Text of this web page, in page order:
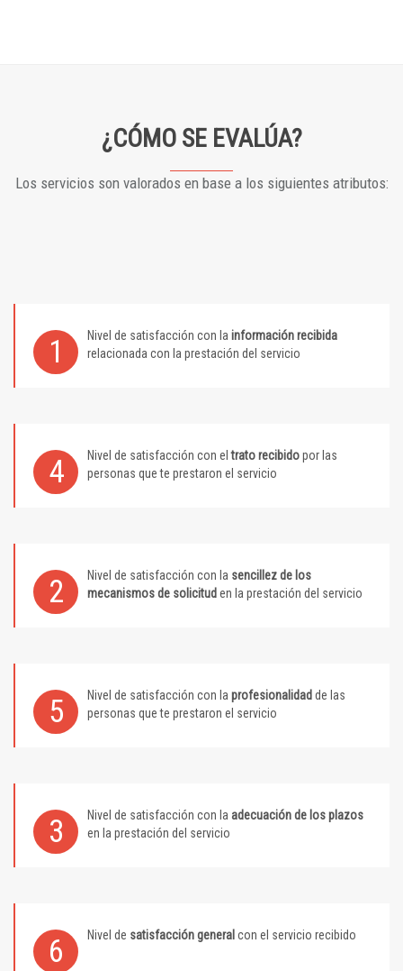
¿CÓMO SE EVALÚA?
Los servicios son valorados en base a los siguientes atributos:
1 Nivel de satisfacción con la información recibida
relacionada con la prestación del servicio
4 Nivel de satisfacción con eltrato recibidopor las
personas que te prestaron el servicio
2 Nivel de satisfacción con la sencillez de los
mecanismos de solicitud en la prestación del servicio
5 Nivel de satisfacción con la profesionalidad de las
personas que te prestaron el servicio
3 Nivel de satisfacción con la adecuación de los plazos
en la prestación del servicio
6 Nivel de satisfacción general con el servicio recibido